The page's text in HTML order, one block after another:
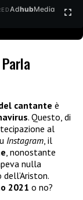
AdhubMedia
cantante è
. Questo, di
al
Instagram, il
, nonostante
nulla
2021 o no?